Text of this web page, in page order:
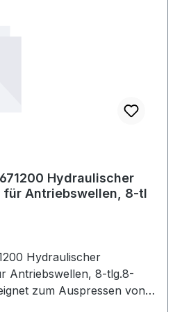
für Antriebswellen, 8-tl
Antriebswellen, 8-tlg.8-
zum Auspressen von